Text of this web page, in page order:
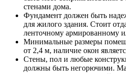
стенами дома.
Фундамент должен быть
для жилого здания. Стоит
ленточному армированному
Минимальные размеры
от 2,4 м, наличие окон
Стены, пол и любые
должны быть негорючими.